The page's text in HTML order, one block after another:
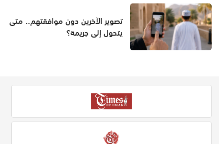
تصوير الآخرين دون موافقتهم.. متى
يتحول إلى جريمة؟